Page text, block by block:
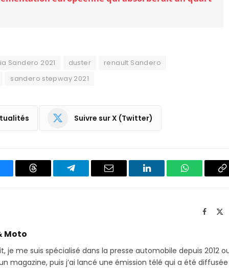
Sandero 2021 duster
renault Sandero
sandero stepway 2021
Suivre sur X (Twitter)
Threads
Partager
Email LinkedIn WhatsApp
Moto
je me suis spécialisé dans la presse automobile depuis 2012
magazine, puis j’ai lancé une émission télé qui a été diffusée